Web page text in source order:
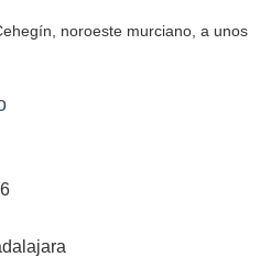
noroeste murciano, a unos